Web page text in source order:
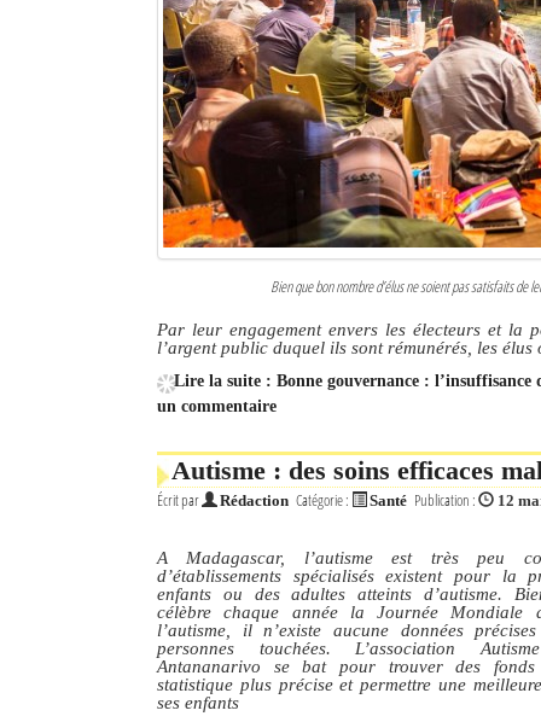
Bien que bon nombre d’élus ne soient pas satisfaits
Par leur engagement envers les électeurs et la
l’argent public duquel ils sont rémunérés, les
Lire la suite : Bonne gouvernance :
un commentaire
Autisme : des soins efficaces
Écrit par Rédaction Catégorie : Santé Publication : 12
A Madagascar, l’autisme est très peu
d’établissements spécialisés existent pour la
enfants ou des adultes atteints d’autisme.
célèbre chaque année la Journée Mondiale
l’autisme, il n’existe aucune données
personnes touchées. L’association
Antananarivo se bat pour trouver des
statistique plus précise et permettre une
ses enfants